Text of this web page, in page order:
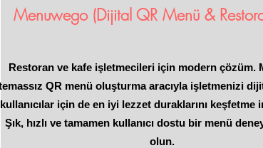
Menuwego (Dijital QR Menü &
Restoran ve kafe işletmecileri için modern çözüm.
QR menü oluşturma aracıyla işletmenizi
kullanıcılar için de en iyi lezzet duraklarını keşfetme
Şık, hızlı ve tamamen kullanıcı dostu bir menü
olun.